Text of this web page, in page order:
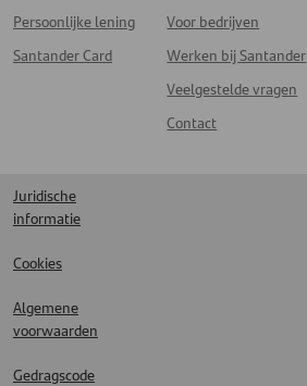
Persoonlijke lening
Santander Card
Voor bedrijven
Werken bij Santander
Veelgestelde vragen
Contact
Juridische
informatie
Cookies
Algemene
voorwaarden
Gedragscode